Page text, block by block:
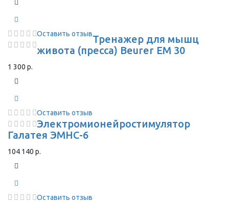
Оставить отзывТренажер для мышц
живота (пресса) Beurer EM 30
1 300 р.
Оставить отзыв
Электромионейростимулятор
Галатея ЭМНС-6
104 140 р.
Оставить отзыв